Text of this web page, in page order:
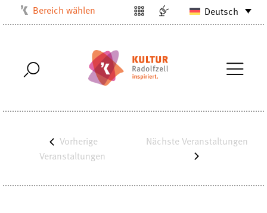
Bereich wählen
Musikschule
Stadtmuseum
Stadtbibliothek
Villa Bosch
Deutsch
Vorherige
Veranstaltungen
Nächste Veranstaltungen